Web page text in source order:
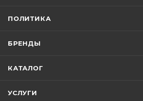
ПОЛИТИКА
БРЕНДЫ
КАТАЛОГ
УСЛУГИ